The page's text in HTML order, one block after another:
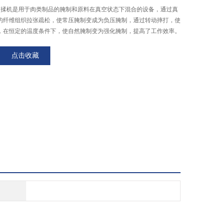
机是用于肉类制品的腌制和原料在真空状态下混合的设备，通过真
纤维组织拉张疏松，使常压腌制变成为负压腌制，通过转动摔打，使
恒定的温度条件下，使自然腌制变为强化腌制，提高了工作效率。
点击收藏